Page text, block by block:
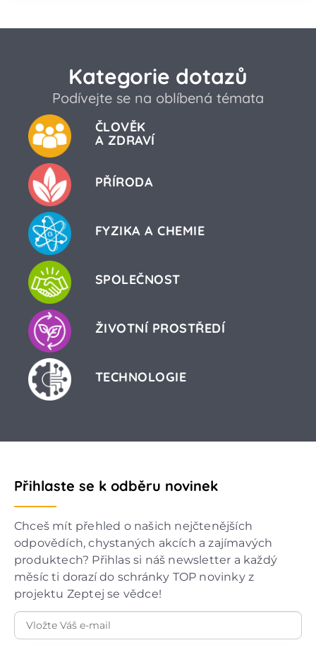
Kategorie dotazů
Podívejte se na oblíbená témata
ČLOVĚK
A ZDRAVÍ
PŘÍRODA
FYZIKA A CHEMIE
SPOLEČNOST
ŽIVOTNÍ PROSTŘEDÍ
TECHNOLOGIE
Přihlaste se k odběru novinek
Chceš mít přehled o našich nejčtenějších
odpovědích, chystaných akcích a zajímavých
produktech? Přihlas si náš newsletter a každý
měsíc ti dorazí do schránky TOP novinky z
projektu Zeptej se vědce!